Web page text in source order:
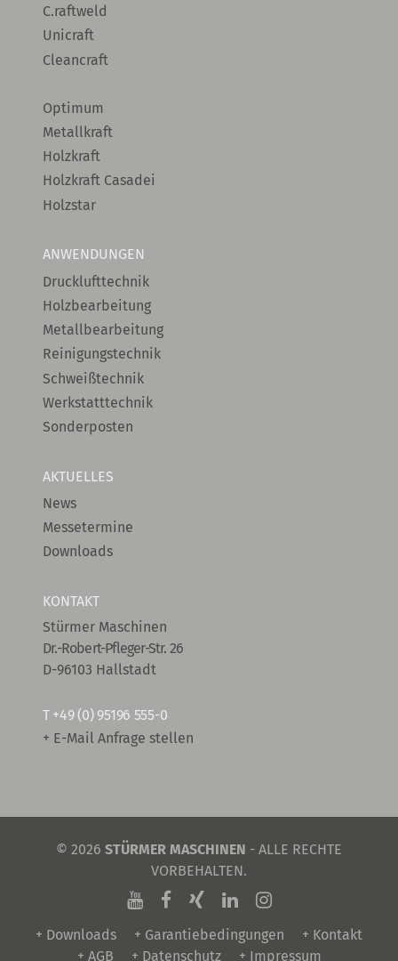
C.raftweld
Unicraft
Cleancraft
Optimum
Metallkraft
Holzkraft
Holzkraft Casadei
Holzstar
ANWENDUNGEN
Drucklufttechnik
Holzbearbeitung
Metallbearbeitung
Reinigungstechnik
Schweißtechnik
Werkstatttechnik
Sonderposten
AKTUELLES
News
Messetermine
Downloads
KONTAKT
Stürmer Maschinen
Dr.-Robert-Pfleger-Str. 26
D-96103 Hallstadt
T +49 (0) 95196 555-0
+ E-Mail Anfrage stellen
© 2026 STÜRMER MASCHINEN - ALLE RECHTE
VORBEHALTEN.
+ Downloads + Garantiebedingungen
+ Kontakt
+ AGB
+ Datenschutz + Impressum